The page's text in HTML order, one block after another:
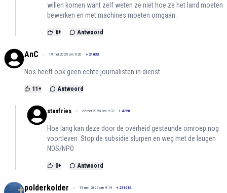
willen komen want zelf weten ze niet hoe ze het land moeten
bewerken en met machines moeten omgaan.
6+ Antwoord
AnC 19 mei 2025 om 9:26 + 21633
Nos heeft ook geen echte journalisten in dienst.
11+ Antwoord
stanfries 22 mei 2025 om 9:37 + 4720
Hoe lang kan deze door de overheid gesteunde omroep nog
voortleven. Stop de subsidie slurpen en weg met de leugen
NOS/NPO
0+ Antwoord
polderkolder 19 mei 2025 om 9:19 + 231084